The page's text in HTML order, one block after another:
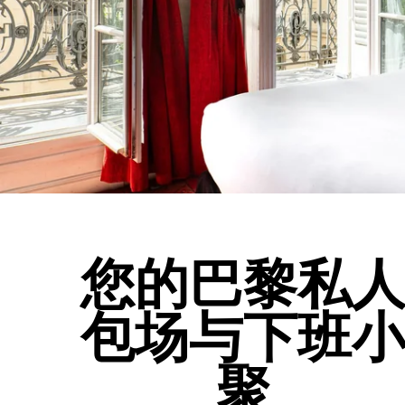
您的巴黎私人
包场与下班小
聚